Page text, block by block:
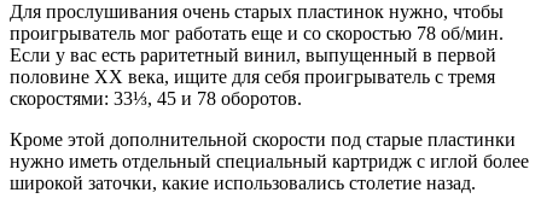
Для прослушивания очень старых пластинок нужно, чтобы
проигрыватель мог работать еще и со скоростью 78 об/мин.
Если у вас есть раритетный винил, выпущенный в первой
половине ХХ века, ищите для себя проигрыватель с тремя
скоростями: 33⅓, 45 и 78 оборотов.
Кроме этой дополнительной скорости под старые пластинки
нужно иметь отдельный специальный картридж с иглой более
широкой заточки, какие использовались столетие назад.